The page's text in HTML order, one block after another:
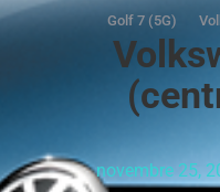
Golf 7 (5G)
novembre 25,